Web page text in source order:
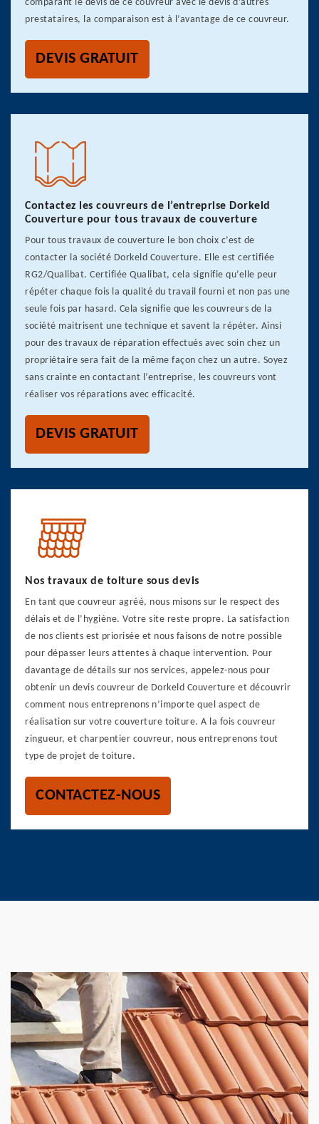
comparant le devis de ce couvreur avec le devis d’autres
prestataires, la comparaison est à l’avantage de ce couvreur.
DEVIS GRATUIT
Contactez les couvreurs de l’entreprise Dorkeld
Couverture pour tous travaux de couverture
Pour tous travaux de couverture le bon choix c’est de
contacter la société Dorkeld Couverture. Elle est certifiée
RG2/Qualibat. Certifiée Qualibat, cela signifie qu’elle peur
répéter chaque fois la qualité du travail fourni et non pas une
seule fois par hasard. Cela signifie que les couvreurs de la
société maitrisent une technique et savent la répéter. Ainsi
pour des travaux de réparation effectués avec soin chez un
propriétaire sera fait de la même façon chez un autre. Soyez
sans crainte en contactant l’entreprise, les couvreurs vont
réaliser vos réparations avec efficacité.
DEVIS GRATUIT
Nos travaux de toiture sous devis
En tant que couvreur agréé, nous misons sur le respect des
délais et de l’hygiène. Votre site reste propre. La satisfaction
de nos clients est priorisée et nous faisons de notre possible
pour dépasser leurs attentes à chaque intervention. Pour
davantage de détails sur nos services, appelez-nous pour
obtenir un devis couvreur de Dorkeld Couverture et découvrir
comment nous entreprenons n’importe quel aspect de
réalisation sur votre couverture toiture. A la fois couvreur
zingueur, et charpentier couvreur, nous entreprenons tout
type de projet de toiture.
CONTACTEZ-NOUS